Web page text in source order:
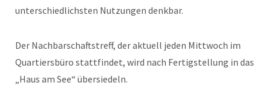
unterschiedlichsten Nutzungen denkbar.
Der Nachbarschaftstreff, der aktuell jeden Mittwoch im
Quartiersbüro stattfindet, wird nach Fertigstellung in das
„Haus am See“ übersiedeln.